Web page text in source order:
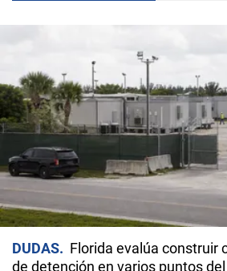
DUDAS
Florida evalúa construir
de detención en varios puntos